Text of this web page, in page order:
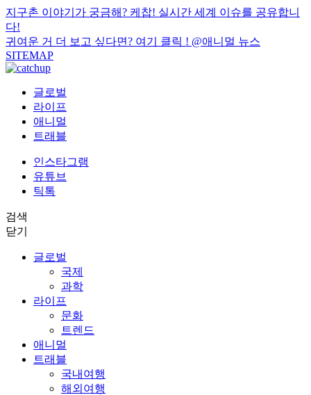
지구촌 이야기가 궁금해? 케찹! 실시간 세계 이슈를 공유합니
다!
귀여운 거 더 보고 싶다면? 여기 클릭 ! @애니멀 뉴스
SITEMAP
글로벌
라이프
애니멀
트래블
인스타그램
유튜브
틱톡
검색
닫기
글로벌
국제
과학
라이프
문화
트렌드
애니멀
트래블
국내여행
해외여행